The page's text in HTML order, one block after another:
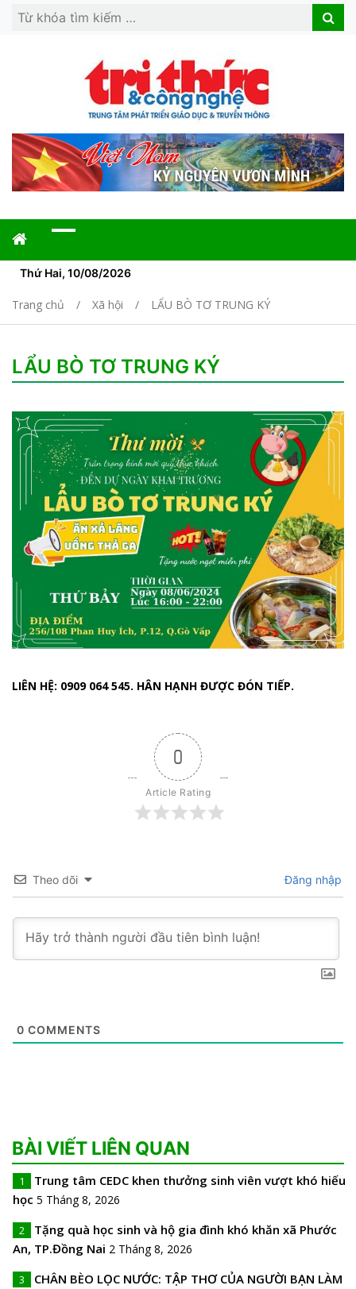
Search
Search
Thứ Hai, 10/08/2026
Trang chủ Xã hội LẨU BÒ TƠ TRUNG KÝ
LẨU BÒ TƠ TRUNG KÝ
LIÊN HỆ: 0909 064 545. HÂN HẠNH ĐƯỢC ĐÓN TIẾP.
0
Article Rating
Theo dõi Đăng nhập
0 COMMENTS
BÀI VIẾT LIÊN QUAN
1
Trung tâm CEDC khen thưởng sinh viên vượt khó hiếu
học 5 Tháng 8, 2026
2
Tặng quà học sinh và hộ gia đình khó khăn xã Phước
An, TP.Đồng Nai 2 Tháng 8, 2026
3
CHÂN BÈO LỌC NƯỚC: TẬP THƠ CỦA NGƯỜI BẠN LÀM